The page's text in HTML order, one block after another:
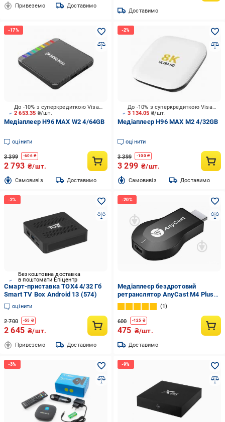
Привеземо Доставимо
Доставимо
2 653.35 ₴/шт.
До -10% з суперкредиткою Visa Вигода
Медіаплеєр H96 MAX W2 4/64GB
оцінити
3 399 -606₴
2 793 ₴/шт.
Cамовивіз Доставимо
3 134.05 ₴/шт.
До -10% з суперкредиткою Visa Вигода
Медіаплеєр H96 MAX M2 4/32GB
оцінити
3 399 -100₴
3 299 ₴/шт.
Cамовивіз Доставимо
Безкоштовна доставка
в поштомати Епіцентр
Смарт-приставка TOX4 4/32 Гб
Smart TV Box Android 13 (574)
оцінити
2 700 -55 ₴
2 645 ₴/шт.
Привеземо Доставимо
Медіаплеєр бездротовий
ретранслятор AnyCast M4 Plus
TV WiFi HDMI (SFSSS43DFDF)
1
600 -125 ₴
475 ₴/шт.
Доставимо